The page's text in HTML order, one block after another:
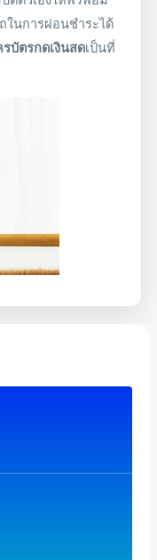
ในการผ่อนชำระได้
บัตรกดเงินสดเป็นที่